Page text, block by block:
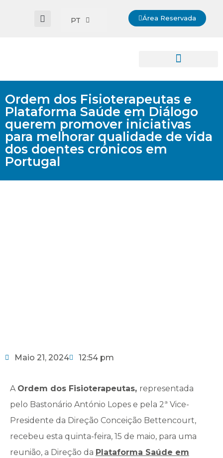
PT Área Reservada
Ordem dos Fisioterapeutas e
Plataforma Saúde em Diálogo
querem promover iniciativas
para melhorar qualidade de vida
dos doentes crónicos em
Portugal
Maio 21, 2024 12:54 pm
A Ordem dos Fisioterapeutas, representada
pelo Bastonário António Lopes e pela 2ª Vice-
Presidente da Direção Conceição Bettencourt,
recebeu esta quinta-feira, 15 de maio, para uma
reunião, a Direção da Plataforma Saúde em